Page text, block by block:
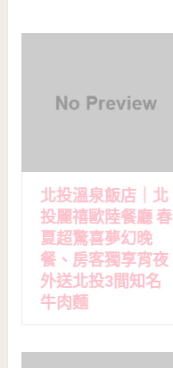
北投溫泉飯店｜北
投麗禧歐陸餐廳 春
夏超驚喜夢幻晚
餐、房客獨享宵夜
外送北投3間知名
牛肉麵